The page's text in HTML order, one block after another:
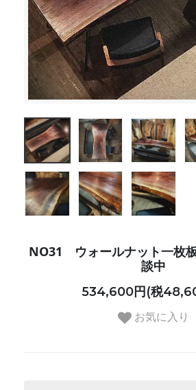
NO31 ウォールナット一
談中
534,600円(税
お気に入り